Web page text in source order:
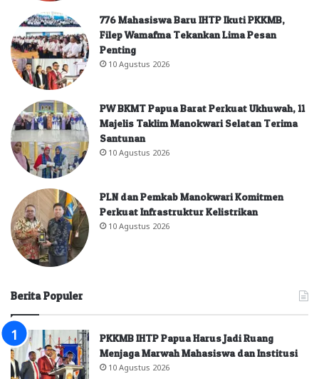
776 Mahasiswa Baru IHTP Ikuti PKKMB,
Filep Wamafma Tekankan Lima Pesan
Penting
10 Agustus 2026
PW BKMT Papua Barat Perkuat Ukhuwah, 11
Majelis Taklim Manokwari Selatan Terima
Santunan
10 Agustus 2026
PLN dan Pemkab Manokwari Komitmen
Perkuat Infrastruktur Kelistrikan
10 Agustus 2026
Berita Populer
PKKMB IHTP Papua Harus Jadi Ruang
Menjaga Marwah Mahasiswa dan Institusi
10 Agustus 2026